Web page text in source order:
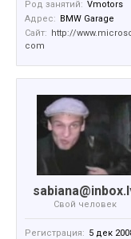
Род занятий: Vmotors
Адрес: BMW Garage
Сайт: http://
com
Свой человек
Регистрация: 5 дек